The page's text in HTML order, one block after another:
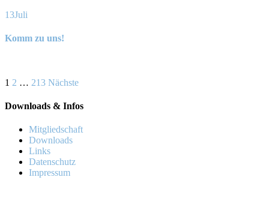
13Juli
Komm zu uns!
Seitennummerierung
der
1 2 … 213 Nächste
Downloads & Infos
Mitgliedschaft
Downloads
Links
Datenschutz
Impressum